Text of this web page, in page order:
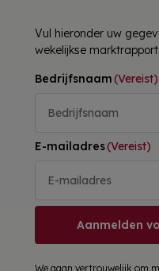
Vul hieronder uw
wekelijkse
Bedrijfsnaam(Vereist)
E-mailadres(Vereist)
Aanmelden
We gaanvertrouwelijk om